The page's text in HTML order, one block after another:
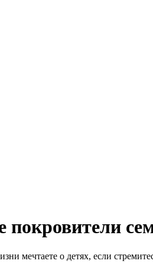
мечтаете о детях, если